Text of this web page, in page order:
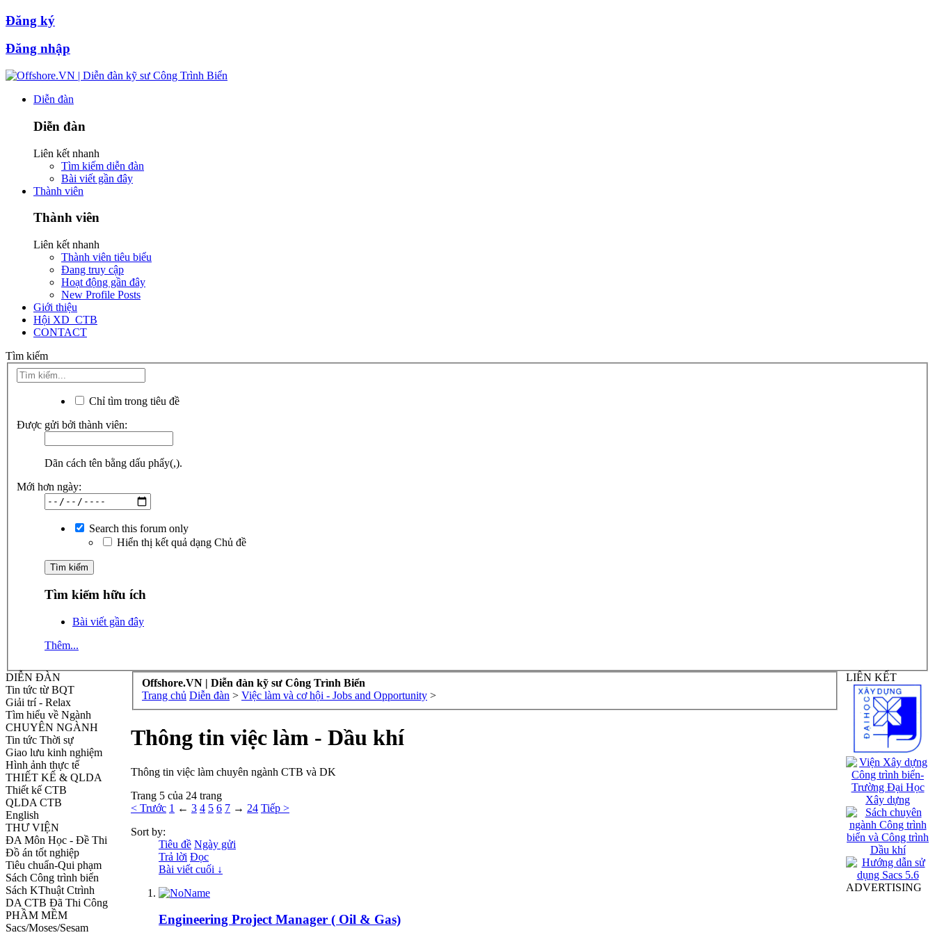
Đăng ký
Đăng nhập
Diễn đàn
Diễn đàn
Liên kết nhanh
Tìm kiếm diễn đàn
Bài viết gần đây
Thành viên
Thành viên
Liên kết nhanh
Thành viên tiêu biểu
Đang truy cập
Hoạt động gần đây
New Profile Posts
Giới thiệu
Hội XD_CTB
CONTACT
Tìm kiếm
Chỉ tìm trong tiêu đề
Được gửi bởi thành viên:
Dãn cách tên bằng dấu phẩy(,).
Mới hơn ngày:
Search this forum only
Hiển thị kết quả dạng Chủ đề
Tìm kiếm hữu ích
Bài viết gần đây
Thêm...
DIỄN ĐÀN
Tin tức từ BQT
Giải trí - Relax
Tìm hiểu về Ngành
CHUYÊN NGÀNH
Tin tức Thời sự
Giao lưu kinh nghiệm
Hình ảnh thực tế
THIẾT KẾ & QLDA
Thiết kế CTB
QLDA CTB
English
THƯ VIỆN
ĐA Môn Học - Đề Thi
Đồ án tốt nghiệp
Tiêu chuẩn-Qui phạm
Sách Công trình biển
Sách KThuật Ctrình
DA CTB Đã Thi Công
PHẦM MỀM
Sacs/Moses/Sesam
Offshore.VN | Diễn đàn kỹ sư Công Trình Biển
Trang chủ Diễn đàn > Việc làm và cơ hội - Jobs and Opportunity >
Thông tin việc làm - Dầu khí
Thông tin việc làm chuyên ngành CTB và DK
Trang 5 của 24 trang
< Trước 1 ← 3 4 5 6 7 → 24 Tiếp >
Sort by:
Tiêu đề Ngày gửi
Trả lời Đọc
Bài viết cuối ↓
Engineering Project Manager ( Oil & Gas)
LIÊN KẾT
ADVERTISING